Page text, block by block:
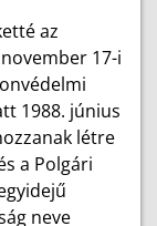
az
17-i
1988. június
létre
a Polgári
neve